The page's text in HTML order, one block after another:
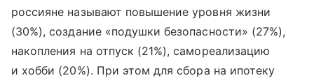
россияне называют повышение уровня жизни
(30%), создание «подушки безопасности» (27%),
накопления на отпуск (21%), самореализацию
и хобби (20%). При этом для сбора на ипотеку